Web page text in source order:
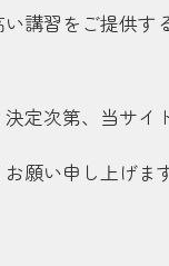
講習をご提供
定次第、当サイ
願い申し上げます